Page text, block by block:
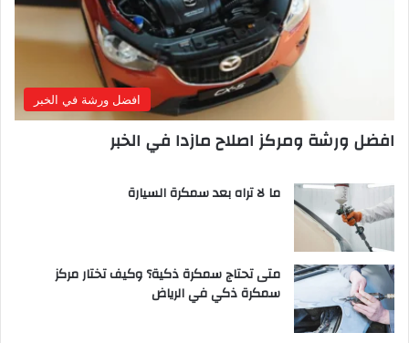
افضل ورشة في الخبر
افضل ورشة ومركز اصلاح مازدا في الخبر
ما لا تراه بعد سمكرة السيارة
متى تحتاج سمكرة ذكية؟ وكيف تختار مركز
سمكرة ذكي في الرياض